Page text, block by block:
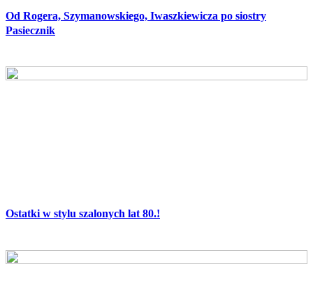
Od Rogera, Szymanowskiego, Iwaszkiewicza po siostry
Pasiecznik
Ostatki w stylu szalonych lat 80.!